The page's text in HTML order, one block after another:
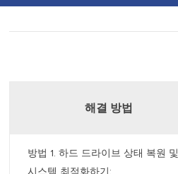
해결 방법
방법 1. 하드 드라이브 상태 복원 및
시스템 최적화하기;